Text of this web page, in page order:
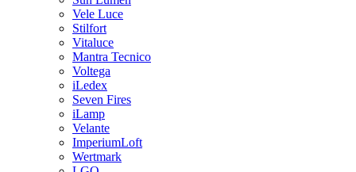
Vele Luce
Stilfort
Vitaluce
Mantra Tecnico
Voltega
iLedex
Seven Fires
iLamp
Velante
ImperiumLoft
Wertmark